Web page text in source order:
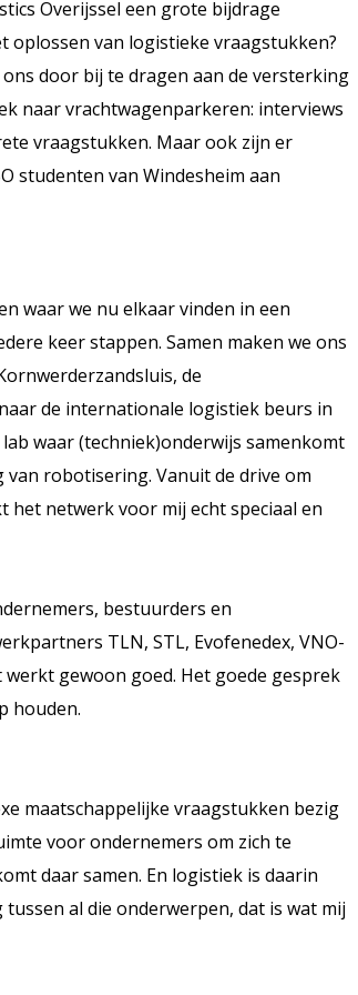
Overijssel een grote bijdrage
oplossen van logistieke vraagstukken?
door bij te dragen aan de versterking
naar vrachtwagenparkeren: interviews
vraagstukken. Maar ook zijn er
studenten van Windesheim aan
waar we nu elkaar vinden in een
keer stappen. Samen maken we ons
de
de internationale logistiek beurs in
waar (techniek)onderwijs samenkomt
robotisering. Vanuit de drive om
het netwerk voor mij echt speciaal en
bestuurders en
TLN, STL, Evofenedex, VNO-
gewoon goed. Het goede gesprek
houden.
maatschappelijke vraagstukken bezig
voor ondernemers om zich te
daar samen. En logistiek is daarin
al die onderwerpen, dat is wat mij